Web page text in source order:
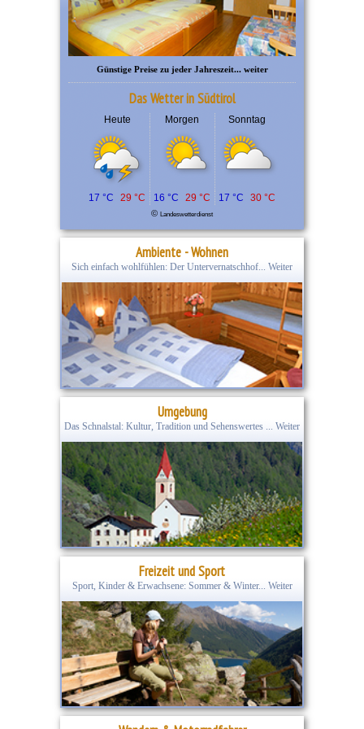
Ambiente - Wohnen
Sich einfach wohlfühlen: Der Untervernatschhof... Weiter
Umgebung
Das Schnalstal: Kultur, Tradition und Sehenswertes ... Weiter
Freizeit und Sport
Sport, Kinder & Erwachsene: Sommer & Winter... Weiter
Günstige Preise zu jeder Jahreszeit... weiter
Das Wetter in Südtirol
Heute Morgen Sonntag
© Landeswetterdienst
17 °C 29 °C 16 °C 29 °C 17 °C 30 °C